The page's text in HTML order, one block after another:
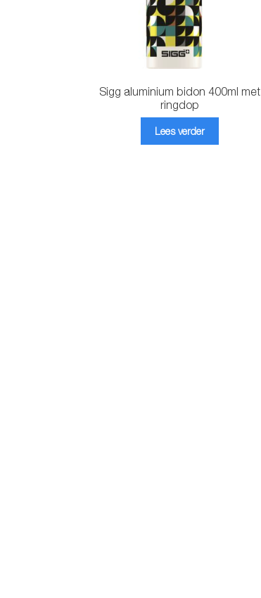
Sigg aluminium bidon 400ml met
ringdop
Lees verder